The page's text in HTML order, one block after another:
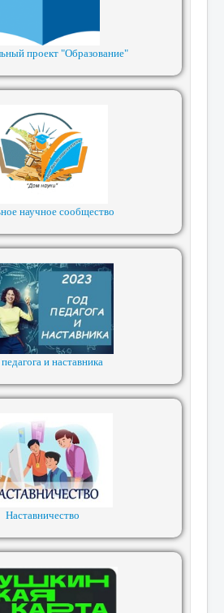
проект "Образование"
научное сообщество
и наставника
Наставничество